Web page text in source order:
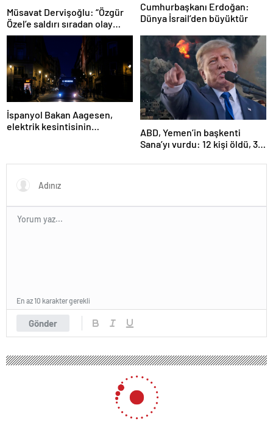
Müsavat Dervişoğlu: “Özgür
Özel’e saldırı sıradan olay
değil”
Cumhurbaşkanı Erdoğan:
Dünya İsrail’den büyüktür
İspanyol Bakan Aagesen,
elektrik kesintisinin
ABD, Yemen’in başkenti
Sana’yı vurdu: 12 kişi öldü, 30
Gönder
En az 10 karakter gerekli